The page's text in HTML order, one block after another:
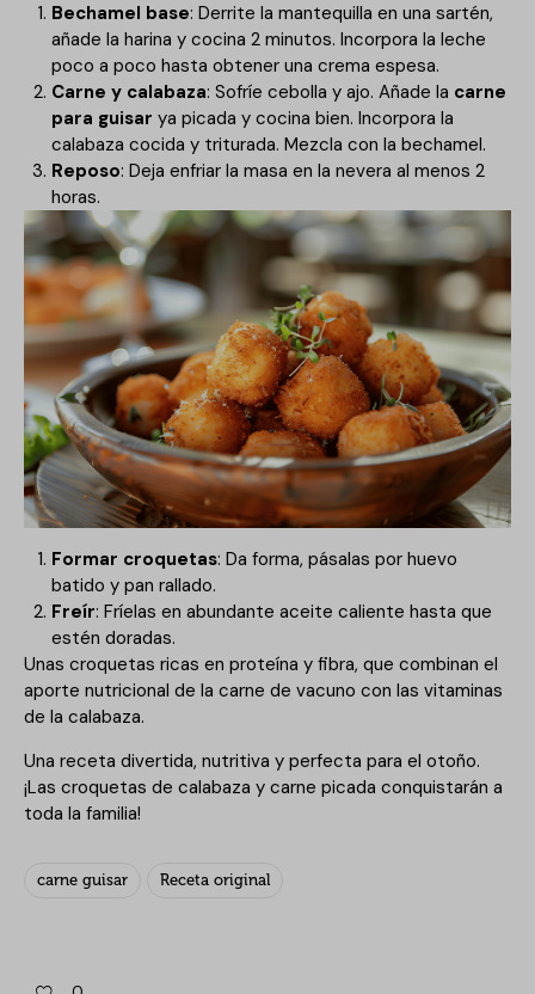
Bechamel base: Derrite la mantequilla en una sartén,
añade la harina y cocina 2 minutos. Incorpora la leche
poco a poco hasta obtener una crema espesa.
Carne y calabaza: Sofríe cebolla y ajo. Añade la carne
para guisar ya picada y cocina bien. Incorpora la
calabaza cocida y triturada. Mezcla con la bechamel.
Reposo: Deja enfriar la masa en la nevera al menos 2
horas.
Formar croquetas: Da forma, pásalas por huevo
batido y pan rallado.
Freír: Fríelas en abundante aceite caliente hasta que
estén doradas.
Unas croquetas ricas en proteína y fibra, que combinan el
aporte nutricional de la carne de vacuno con las vitaminas
de la calabaza.
Una receta divertida, nutritiva y perfecta para el otoño.
¡Las croquetas de calabaza y carne picada conquistarán a
toda la familia!
carne guisar Receta original